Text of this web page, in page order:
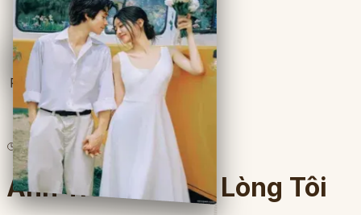
Full
590 lượt đọc· 4
Anh Trai Kế Phải Lòng Tôi